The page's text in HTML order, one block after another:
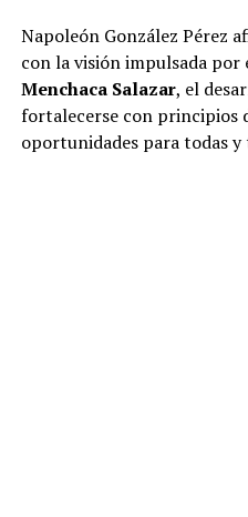
Napoleón González Pérez
con la visión impulsada por
Menchaca Salazar, el
fortalecerse con principios
oportunidades para todas y